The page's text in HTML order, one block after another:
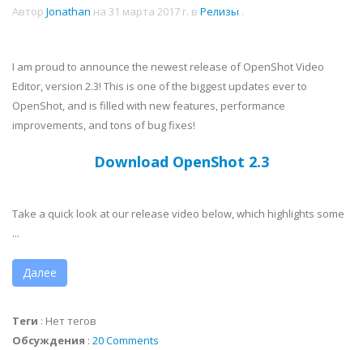
Автор Jonathan на 31 марта 2017 г. в Релизы .
I am proud to announce the newest release of OpenShot Video
Editor, version 2.3! This is one of the biggest updates ever to
OpenShot, and is filled with new features, performance
improvements, and tons of bug fixes!
Download OpenShot 2.3
Take a quick look at our release video below, which highlights some
...
Далее
Теги : Нет тегов
Обсуждения : 20 Comments